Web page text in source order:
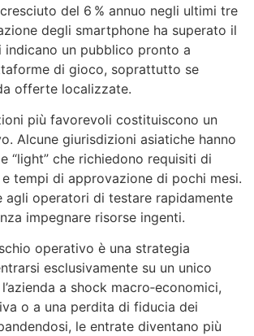
del 6 % annuo negli ultimi tre
degli smartphone ha superato il
indicano un pubblico pronto a
di gioco, soprattutto se
offerte localizzate.
più favorevoli costituiscono un
Alcune giurisdizioni asiatiche hanno
“light” che richiedono requisiti di
tempi di approvazione di pochi mesi.
agli operatori di testare rapidamente
impegnare risorse ingenti.
operativo è una strategia
esclusivamente su un unico
a shock macro‑economici,
o a una perdita di fiducia dei
le entrate diventano più